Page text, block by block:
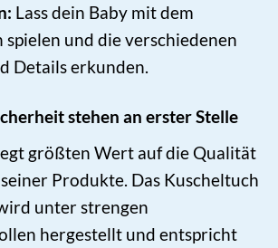
Lass dein Baby mit dem
spielen und die verschiedenen
Details erkunden.
stehen an erster Stelle
größten Wert auf die Qualität
Produkte. Das Kuscheltuch
unter strengen
hergestellt und entspricht